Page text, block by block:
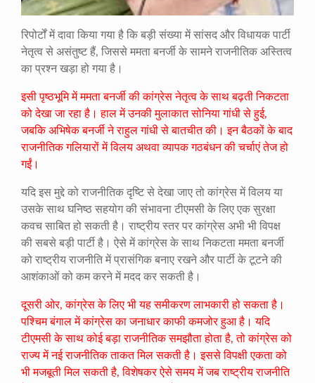
रिपोर्टों में दावा किया गया है कि बड़ी संख्या में सांसद और विधायक पार्टी
नेतृत्व से असंतुष्ट हैं, जिससे ममता बनर्जी के सामने राजनीतिक अस्तित्व
का प्रश्न खड़ा हो गया है।
इसी पृष्ठभूमि में ममता बनर्जी की कांग्रेस नेतृत्व के साथ बढ़ती निकटता
को देखा जा रहा है। हाल में उनकी मुलाकात सोनिया गांधी से हुई,
जबकि अभिषेक बनर्जी ने राहुल गांधी से बातचीत की। इन बैठकों के बाद
राजनीतिक गलियारों में विलय अथवा व्यापक गठबंधन की चर्चाएं तेज हो
गईं।
यदि इस मुद्दे को राजनीतिक दृष्टि से देखा जाए तो कांग्रेस में विलय या
उसके साथ घनिष्ठ सहयोग की संभावना टीएमसी के लिए एक सुरक्षा
कवच साबित हो सकती है। राष्ट्रीय स्तर पर कांग्रेस अभी भी विपक्ष
की सबसे बड़ी पार्टी है। ऐसे में कांग्रेस के साथ निकटता ममता बनर्जी
को राष्ट्रीय राजनीति में प्रासंगिक बनाए रखने और पार्टी के टूटने की
आशंकाओं को कम करने में मदद कर सकती है।
दूसरी ओर, कांग्रेस के लिए भी यह समीकरण लाभकारी हो सकता है।
पश्चिम बंगाल में कांग्रेस का जनाधार काफी कमजोर हुआ है। यदि
टीएमसी के साथ कोई बड़ा राजनीतिक समझौता होता है, तो कांग्रेस को
राज्य में नई राजनीतिक ताकत मिल सकती है। इससे विपक्षी एकता को
भी मजबूती मिल सकती है, विशेषकर ऐसे समय में जब राष्ट्रीय राजनीति